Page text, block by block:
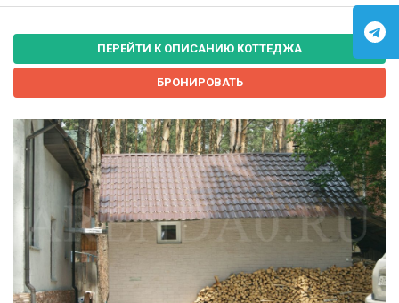
ПЕРЕЙТИ К ОПИСАНИЮ КОТТЕДЖА
БРОНИРОВАТЬ